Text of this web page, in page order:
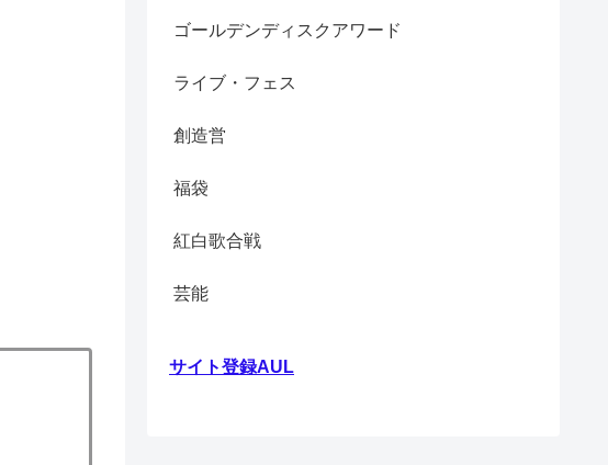
ゴールデンディスクアワード
ライブ・フェス
創造営
福袋
紅白歌合戦
芸能
サイト登録AUL